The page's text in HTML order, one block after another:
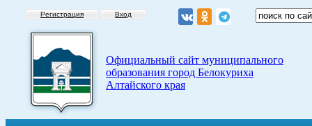
Регистрация Вход
Официальный сайт муниципального
образования город Белокуриха
Алтайского края